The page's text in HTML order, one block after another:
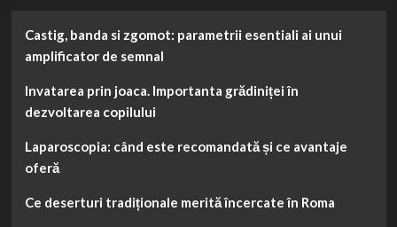
Castig, banda si zgomot: parametrii esentiali ai unui
amplificator de semnal
Invatarea prin joaca. Importanta grădiniței în
dezvoltarea copilului
Laparoscopia: când este recomandată și ce avantaje
oferă
Ce deserturi tradiționale merită încercate în Roma